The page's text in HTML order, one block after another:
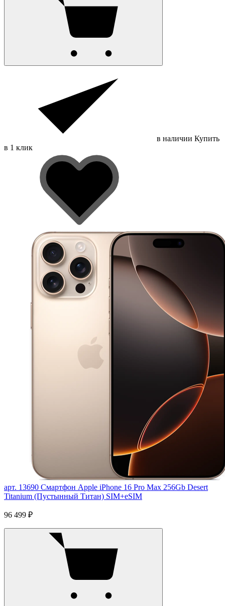
в наличии Купить
в 1 клик
арт. 13690 Смартфон Apple iPhone 16 Pro Max 256Gb Desert
Titanium (Пустынный Титан) SIM+eSIM
96 499 ₽